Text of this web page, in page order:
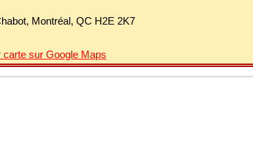
Montréal, QC H2E 2K7
carte sur Google Maps